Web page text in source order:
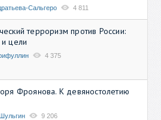
Сальгеро 4 811
терроризм против России:
цели
4 375
Фроянова. К девяностолетию
9 206